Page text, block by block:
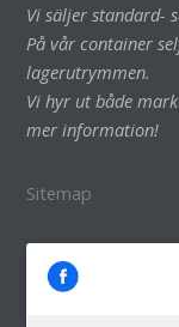
Vi säljer standard-
På vår container
lagerutrymmen.
Vi hyr ut både
mer information!
Sitemap